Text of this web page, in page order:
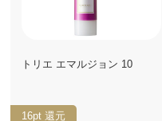
トリエ エマルジョン 10
16pt 還元